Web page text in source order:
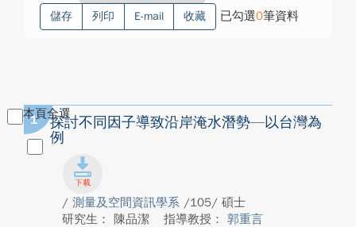
儲存 列印 E-mail 收藏 已勾選0筆資料
本頁全選
1
探討不同因子導致沿岸淹水潛勢—以台灣為
例
/ 測量及空間資訊學系 /105/ 碩士
研究生： 陳品潔
指導教授： 郭重言